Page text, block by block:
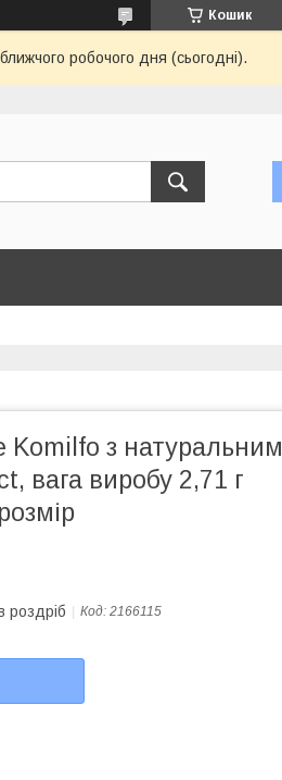
Кошик
робочого дня (сьогодні).
Komilfo з натуральним
вага виробу 2,71 г
роздріб Код: 2166115